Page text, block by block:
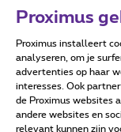
Proximus
Proximus installeert
analyseren, om je
advertenties op haar
interesses. Ook
de Proximus websites
andere websites en
relevant kunnen zijn